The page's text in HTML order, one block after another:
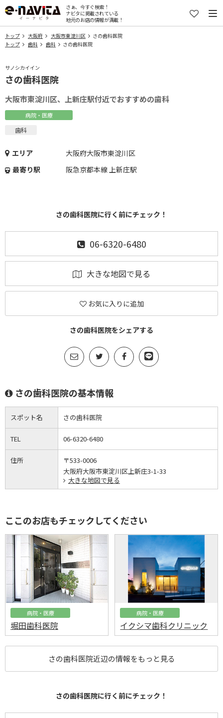
さぁ、今すぐ検索！
ナビタに掲載されている
地元のお店の情報が満載！
トップ 大阪府 大阪市東淀川区
さの歯科医院
トップ
歯科 歯科 さの歯科医院
サノシカイイン
さの歯科医院
大阪市東淀川区、上新庄駅付近でおすすめの歯科
病院・医療
歯科
エリア
大阪府大阪市東淀川区
最寄り駅
阪急京都本線 上新庄駅
さの歯科医院に行く前にチェック！
06-6320-6480
大きな地図で見る
お気に入りに追加
さの歯科医院をシェアする
さの歯科医院の基本情報
スポット名 さの歯科医院
TEL 06-6320-6480
住所
〒533-0006
大阪府大阪市東淀川区上新庄3-1-33
大きな地図で見る
ここのお店もチェックしてください
病院・医療
堀田歯科医院
病院・医療
イクシマ歯科クリニック
さの歯科医院近辺の情報をもっと見る
さの歯科医院に行く前にチェック！